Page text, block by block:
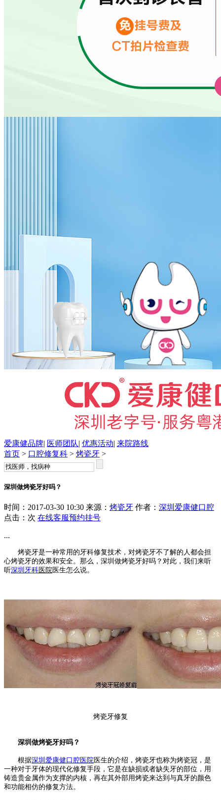
爱康健品牌| 医师团队| 优惠活动| 来院路线
首页 > 口腔修复科 > 烤瓷牙 >
深圳做烤瓷牙好吗？
时间：2017-03-30 10:30 来源： 烤瓷牙 作者： 深圳爱康健口腔
点击： 次 在线客服预约挂号
...
烤瓷牙是一种常用的牙科修复技术，对烤瓷牙不了解的人都会担
心烤瓷牙的效果和安全。那么，深圳做烤瓷牙好吗？对此，我们来听
听深圳牙科 医院 医生怎么说。
烤瓷牙修复
深圳做烤瓷牙好吗？
根据深圳爱康健口腔医院 医生的介绍，烤瓷牙也称为烤瓷冠，是
一种对于牙体的现代化修复手段，它是在缺损或者缺失牙的部位，用
铸造贵金属作为支撑的内核，再在其外部用烤瓷来达到与真牙的颜色
和功能相仿的修复方法。